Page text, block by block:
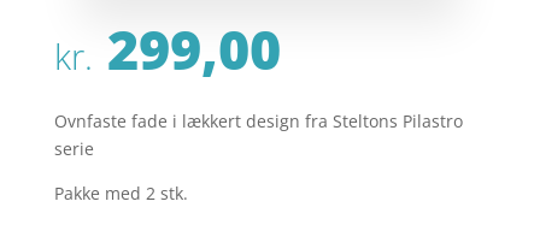
kr. 299,00
Ovnfaste fade i lækkert design fra Steltons Pilastro
serie
Pakke med 2 stk.